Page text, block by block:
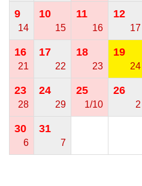
9
14
10
15
11
16
12
17
16
21
17
22
18
23
19
24
23
28
24
29
25
1/10
26
2
30
6
31
7